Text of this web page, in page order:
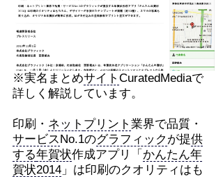
※実名まとめサイト CuratedMediaで
詳しく解説しています。
印刷・ ネット プリント 業界で品質・
サービスNo.1のグラフィック が提供
する年賀状作成アプリ「 かんたん年
賀状2014」は印刷のクオリティはも